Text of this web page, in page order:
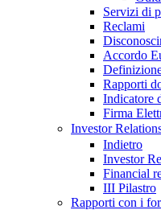
Servizi di
Reclami
Accordo
Rapporti
Indicatore
Firma
Investor
Indietro
Investor
Financial
III Pilastro
Rapporti con i